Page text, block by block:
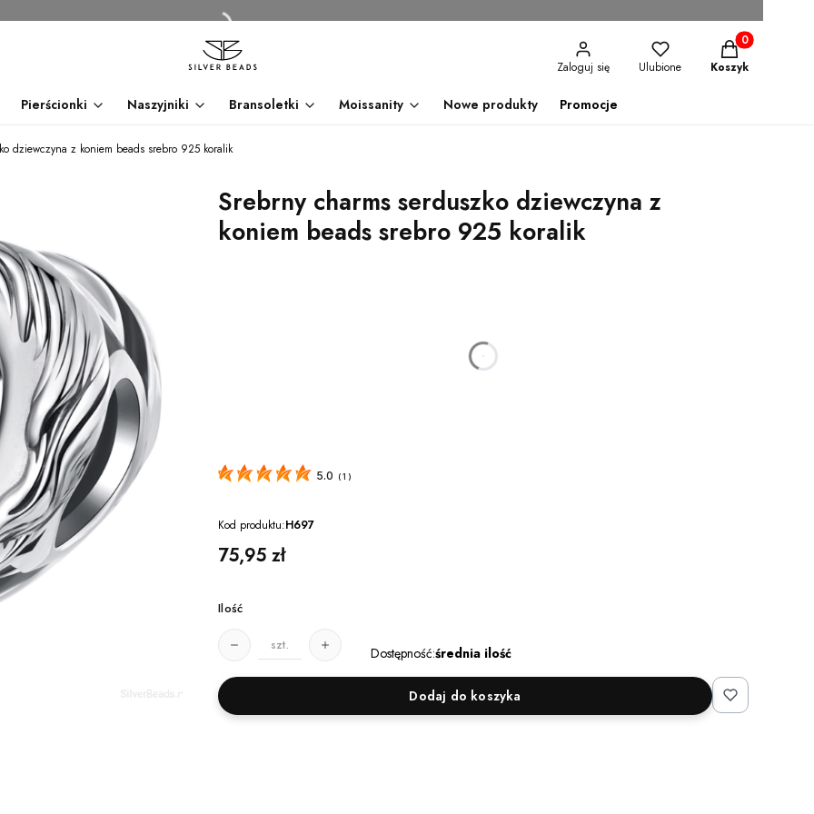
Zaloguj się Ulubione
Produkty w
Koszyk
Pierścionki Naszyjniki Bransoletki Moissanity Nowe produkty Promocje
dziewczyna z koniem beads srebro 925 koralik
Srebrny charms serduszko dziewczyna z
koniem beads srebro 925 koralik
godzin
5.0 (1 )
Kod produktu:H697
Cena
75,95 zł
Ilość
szt. Dostępność:średnia ilość
Dodaj do koszyka